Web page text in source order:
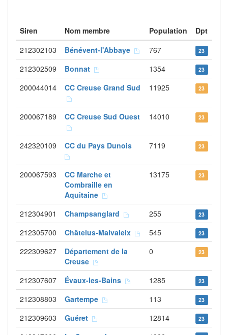
Siren Nom membre Population
Dpt
212302103
Bénévent-l'Abbaye 767 23
212302509 Bonnat 1354 23
200044014 CC Creuse Grand Sud 11925 23
200067189 CC Creuse Sud Ouest 14010 23
242320109 CC du Pays Dunois 7119 23
200067593
CC Marche et
Combraille en
Aquitaine
13175 23
212304901 Champsanglard 255 23
212305700 Châtelus-Malvaleix 545 23
222309627
Département de la
Creuse
0 23
212307607 Évaux-les-Bains 1285 23
212308803 Gartempe 113 23
212309603 Guéret 12814 23